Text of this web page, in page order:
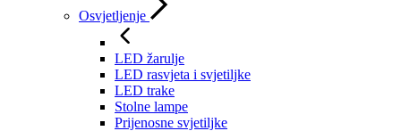
Osvjetljenje
LED žarulje
LED rasvjeta i svjetiljke
LED trake
Stolne lampe
Prijenosne svjetiljke